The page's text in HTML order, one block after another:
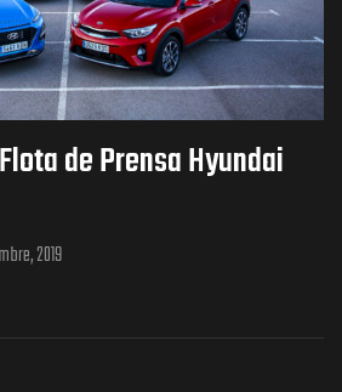
de Prensa Hyundai
2019